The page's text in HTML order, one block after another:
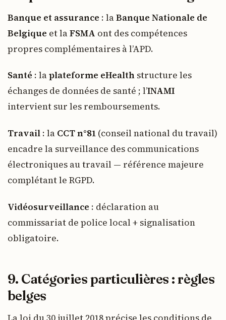
Banque et assurance : laBanque Nationale de
Belgique et laFSMA ont des compétences
propres complémentaires à l’APD.
Santé : laplateforme eHealth structure les
échanges de données de santé ; l’INAMI
intervient sur les remboursements.
Travail : la CCT n°81 (conseil national du travail)
encadre la surveillance des communications
électroniques au travail — référence majeure
complétant le RGPD.
Vidéosurveillance : déclaration au
commissariat de police local + signalisation
obligatoire.
9. Catégories particulières : règles
belges